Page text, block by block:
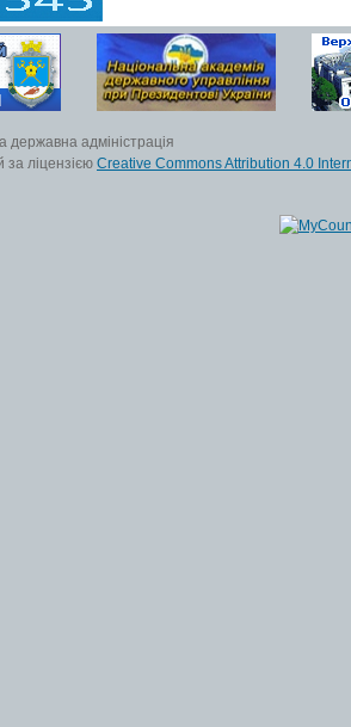
державна адміністрація
за ліцензією Creative Commons Attribution 4.0